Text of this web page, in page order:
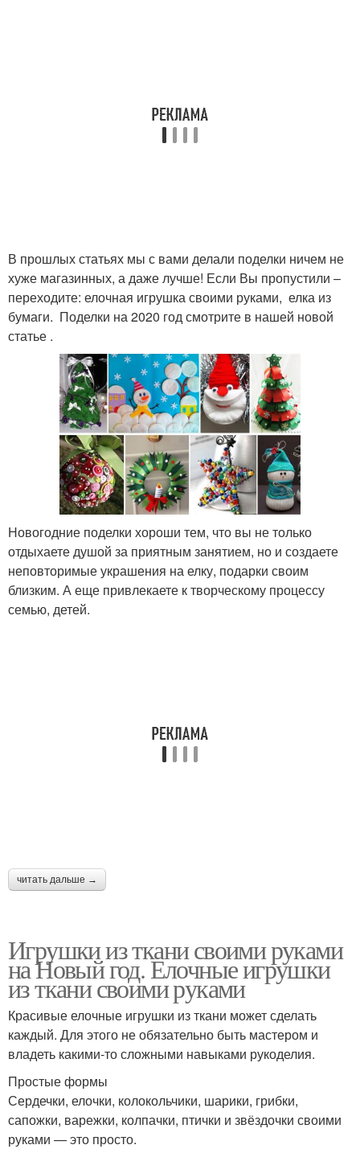
В прошлых статьях мы с вами делали поделки ничем не
хуже магазинных, а даже лучше! Если Вы пропустили –
переходите: елочная игрушка своими руками, елка из
бумаги. Поделки на 2020 год смотрите в нашей новой
статье .
Новогодние поделки хороши тем, что вы не только
отдыхаете душой за приятным занятием, но и создаете
неповторимые украшения на елку, подарки своим
близким. А еще привлекаете к творческому процессу
семью, детей.
читать дальше →
Игрушки из ткани своими руками
на Новый год. Елочные игрушки
из ткани своими руками
Красивые елочные игрушки из ткани может сделать
каждый. Для этого не обязательно быть мастером и
владеть какими-то сложными навыками рукоделия.
Простые формы
Сердечки, елочки, колокольчики, шарики, грибки,
сапожки, варежки, колпачки, птички и звёздочки своими
руками — это просто.